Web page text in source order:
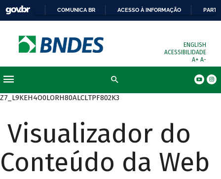
COMUNICA BR ACESSO À INFORMAÇÃO
ENGLISH
ACESSIBILIDADE
A+ A-
Z7_L9KEH4O0LORH80ALCLTPF802K3
Visualizador do
Conteúdo da Web